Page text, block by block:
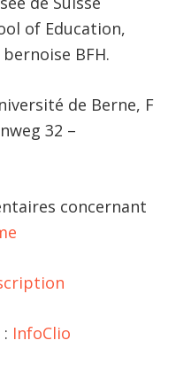
of Education,
BFH.
de Berne, F
32 –
concernant
InfoClio